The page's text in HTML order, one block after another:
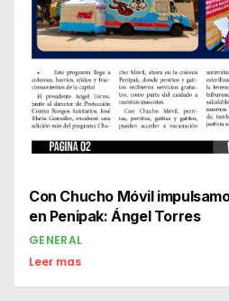
Con Chucho Móvil
en Penipak: Ángel Torres
GENERAL
Leer mas